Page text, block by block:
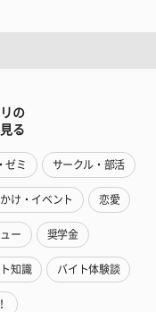
の
る
ゼミ サークル・部活
け・イベント 恋愛
ー 奨学金
知識 バイト体験談